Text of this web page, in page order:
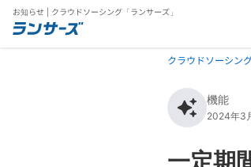
お知らせ | クラウドソーシング「ランサーズ」
クラウドソーシン
機能
2024年3
一定期